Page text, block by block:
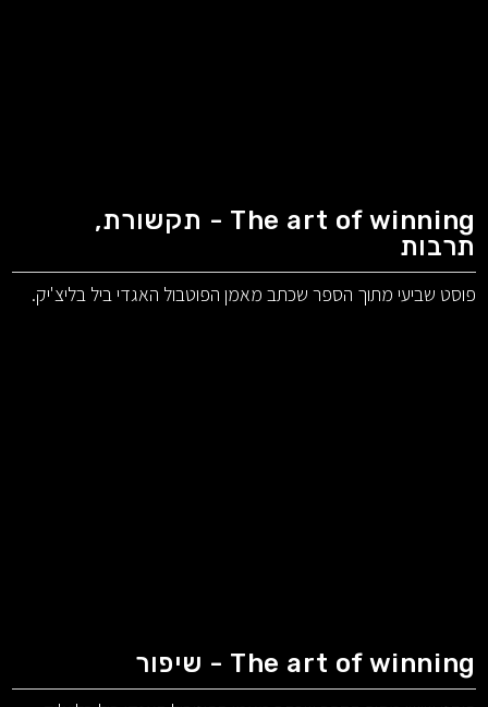
The art of winning - תקשורת,
תרבות
פוסט שביעי מתוך הספר שכתב מאמן הפוטבול האגדי ביל בליצ'יק.
The art of winning - שיפור